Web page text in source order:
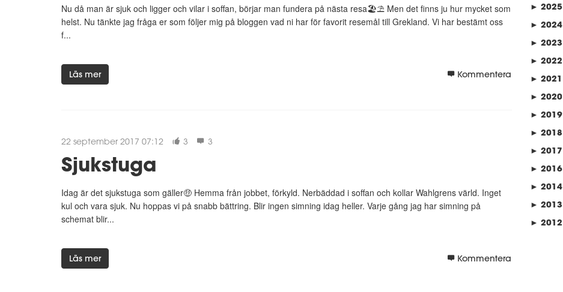
Nu då man är sjuk och ligger och vilar i soffan, börjar man fundera på nästa resa🏖⛱ Men det finns ju hur mycket som
helst. Nu tänkte jag fråga er som följer mig på bloggen vad ni har för favorit resemål till Grekland. Vi har bestämt oss
f...
Läs mer Kommentera
22 september 2017 07:12 3 3
Sjukstuga
Idag är det sjukstuga som gäller🤑 Hemma från jobbet, förkyld. Nerbäddad i soffan och kollar Wahlgrens värld. Inget
kul och vara sjuk. Nu hoppas vi på snabb bättring. Blir ingen simning idag heller. Varje gång jag har simning på
schemat blir...
Läs mer Kommentera
► 2025
► 2024
► 2023
► 2022
► 2021
► 2020
► 2019
► 2018
► 2017
► 2016
► 2014
► 2013
► 2012